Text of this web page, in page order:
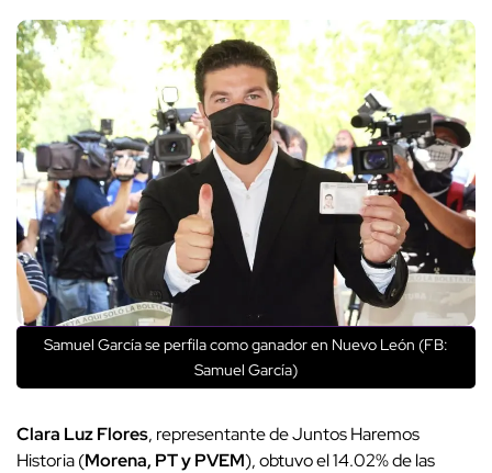
Samuel García se perfila como ganador en Nuevo León (FB:
Samuel García)
Clara Luz Flores, representante de Juntos Haremos
Historia (Morena, PT y PVEM), obtuvo el 14.02% de las